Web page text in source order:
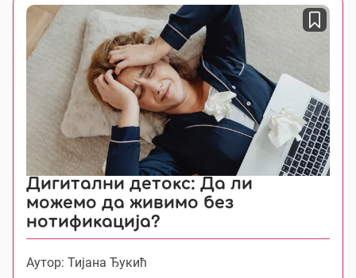
Дигитални детокс: Да ли
можемо да живимо без
нотификација?
Аутор: Тијана Ђукић